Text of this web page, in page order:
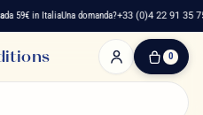
59€ in ItaliaUna domanda?+33 (0)4 22 91 35 75
0
0